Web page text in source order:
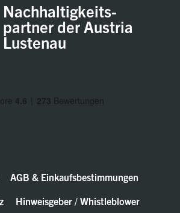
Nachhaltigkeits-
partner der Austria
Lustenau
AGB & Einkaufsbestimmungen
Hinweisgeber / Whistleblower